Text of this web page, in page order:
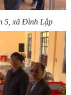
5, xã Đình Lập